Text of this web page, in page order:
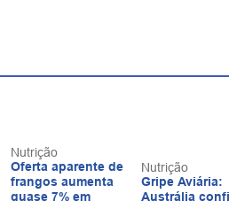
Nutrição
Oferta aparente de
frangos aumenta
quase 7% em
Nutrição
Gripe Aviária:
Austrália